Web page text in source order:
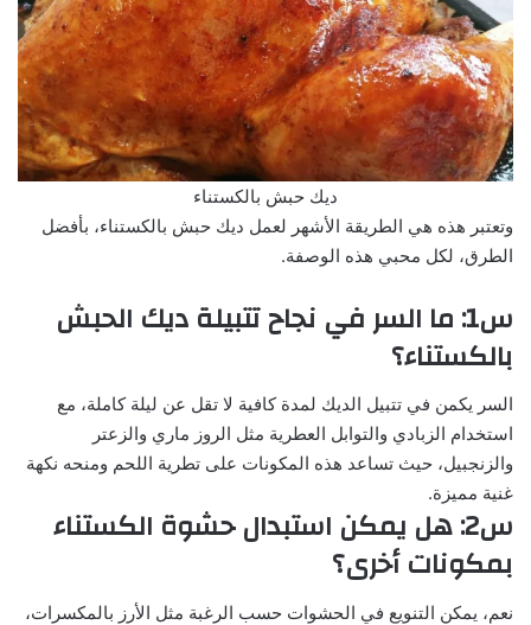
ديك حبش بالكستناء
وتعتبر هذه هي الطريقة الأشهر لعمل ديك حبش بالكستناء، بأفضل
الطرق، لكل محبي هذه الوصفة.
س1: ما السر في نجاح تتبيلة ديك الحبش
بالكستناء؟
السر يكمن في تتبيل الديك لمدة كافية لا تقل عن ليلة كاملة، مع
استخدام الزبادي والتوابل العطرية مثل الروز ماري والزعتر
والزنجبيل، حيث تساعد هذه المكونات على تطرية اللحم ومنحه نكهة
غنية مميزة.
س2: هل يمكن استبدال حشوة الكستناء
بمكونات أخرى؟
نعم، يمكن التنويع في الحشوات حسب الرغبة مثل الأرز بالمكسرات،